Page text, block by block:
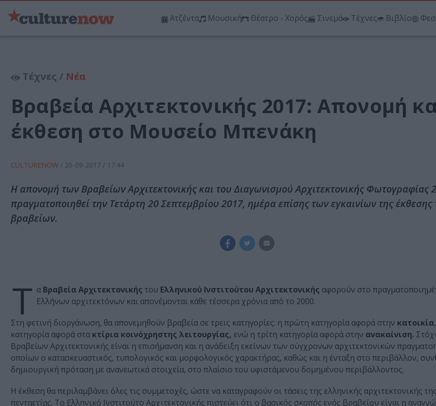
Ατζέντα Μουσική Θέατρο - Χορός Σινεμά Τέχνες Βιβλίο
Τέχνες / Νέα
Βραβεία Αρχιτεκτονικής 2017: Απονομή
έκθεση στο Μουσείο Μπενάκη
CULTURENOW / 20-09-2017 / 17:44
Η απονομή των Βραβείων Αρχιτεκτονικής και του Διαγωνισμού Αρχιτεκτονικής Φωτογραφίας
πραγματοποιηθεί την Τετάρτη 20 Σεπτεμβρίου 2017, ημέρα επίσης των εγκαινίων της έκθεσης
βραβείων.
T α Βραβεία Αρχιτεκτονικής του Ελληνικού Ινστιτούτου Αρχιτεκτονικής αφορούν στο
Ελλήνων αρχιτεκτόνων και απονέμονται κάθε τέσσερα χρόνια από το 2000.
Στη φετινή διοργάνωση, θα απονεμηθούν βραβεία σε τρεις κατηγορίες: η πρώτη κατηγορία αφορά στην κατοικία
κατηγορία αφορά στα κτίρια κοινόχρηστης λειτουργίας, ενώ η τρίτη κατηγορία αφορά στην ανακαίνιση.
Βραβείων Αρχιτεκτονικής είναι η επισήμανση και η ανάδειξη εκείνων των σύγχρονων αρχιτεκτονικών
οποίων ο κατασκευαστικός, τυπολογικός και μορφολογικός χαρακτήρας, καθώς και η ένταξη στο περιβάλλον,
δημιουργική πρόταση με ανανεωτικά στοιχεία, στο πλαίσιο του υφιστάμενου δομημένου περιβάλλοντος.
Η έκθεση θα περιλαμβάνει όλες τις συμμετοχές, ώστε να καταγραφούν οι τάσεις της ελληνικής αρχιτεκτονικής
πενταετίας. Το Ελληνικό Ινστιτούτο Αρχιτεκτονικής πιστεύει ότι ο βασικός σκοπός ενός βραβείου είναι η